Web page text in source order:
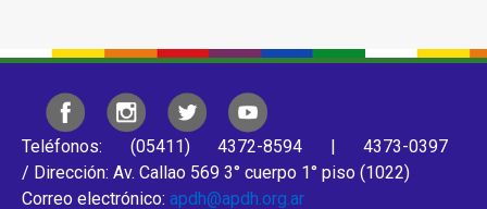
Teléfonos: (05411) 4372-8594 | 4373-0397
/ Dirección: Av. Callao 569 3° cuerpo 1° piso (1022)
Correo electrónico: apdh@apdh.org.ar